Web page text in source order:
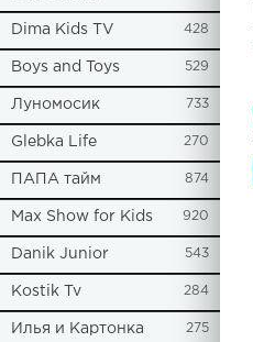
Dima Kids TV 428
Boys and Toys 529
Луномосик 733
Glebka Life 270
ПАПА тайм 874
Max Show for Kids 920
Danik Junior 543
Kostik Tv 284
Илья и Картонка 275